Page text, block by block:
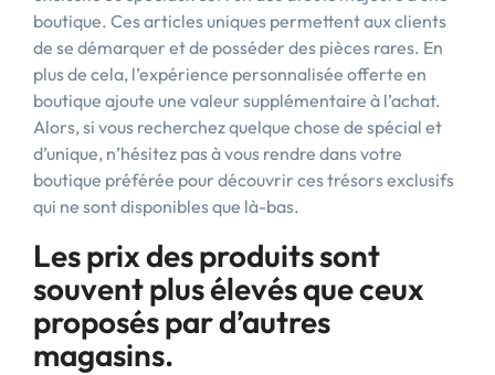
boutique. Ces articles uniques permettent aux clients
de se démarquer et de posséder des pièces rares. En
plus de cela, l’expérience personnalisée offerte en
boutique ajoute une valeur supplémentaire à l’achat.
Alors, si vous recherchez quelque chose de spécial et
d’unique, n’hésitez pas à vous rendre dans votre
boutique préférée pour découvrir ces trésors exclusifs
qui ne sont disponibles que là-bas.
Les prix des produits sont
souvent plus élevés que ceux
proposés par d’autres
magasins.